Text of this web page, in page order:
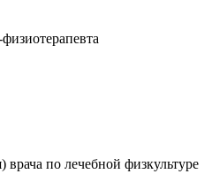
по лечебной физкультуре